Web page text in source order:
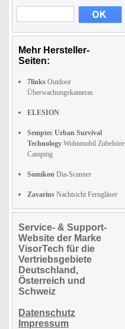
Mehr Hersteller-
Seiten:
7links Outdoor
Überwachungskameras
ELESION
Semptec Urban Survival
Technology Wohnmobil Zubehöre
Camping
Somikon Dia-Scanner
Zavarius Nachtsicht Ferngläser
Service- & Support-
Website der Marke
VisorTech für die
Vertriebsgebiete
Deutschland,
Österreich und
Schweiz
Datenschutz
Impressum